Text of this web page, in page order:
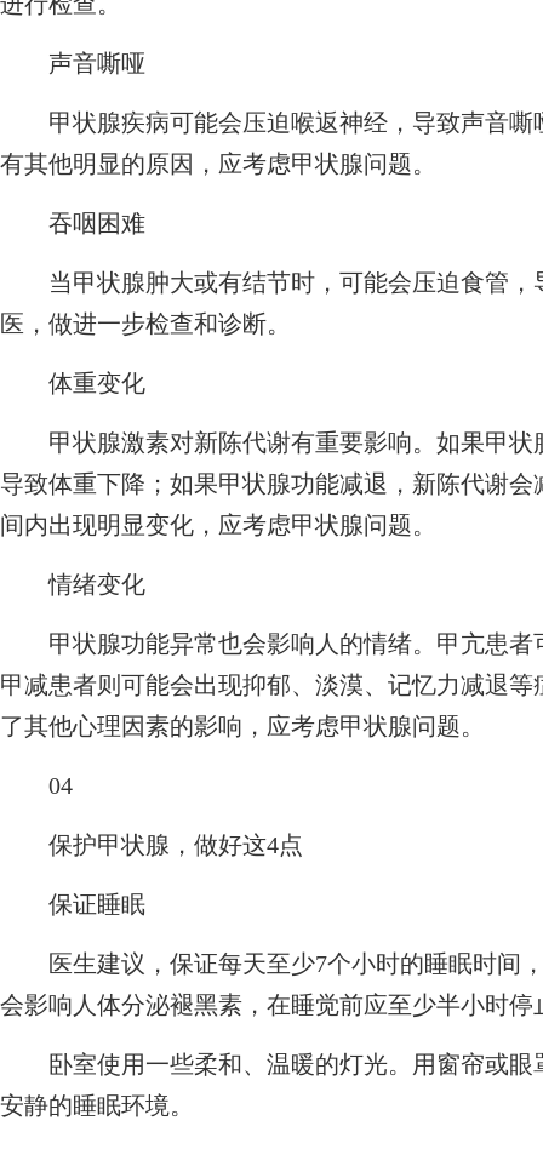
声音嘶哑
甲状腺疾病可能会压迫喉返神经，导致声音嘶
有其他明显的原因，应考虑甲状腺问题。
吞咽困难
当甲状腺肿大或有结节时，可能会压迫食管，
医，做进一步检查和诊断。
体重变化
甲状腺激素对新陈代谢有重要影响。如果甲状
导致体重下降；如果甲状腺功能减退，新陈代谢
间内出现明显变化，应考虑甲状腺问题。
情绪变化
甲状腺功能异常也会影响人的情绪。甲亢患者
甲减患者则可能会出现抑郁、淡漠、记忆力减退
了其他心理因素的影响，应考虑甲状腺问题。
04
保护甲状腺，做好这4点
保证睡眠
医生建议，保证每天至少7个小时的睡眠时间
会影响人体分泌褪黑素，在睡觉前应至少半小时停
卧室使用一些柔和、温暖的灯光。用窗帘或眼
安静的睡眠环境。